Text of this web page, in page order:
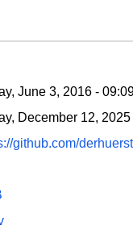
June 3, 2016 -
December 12, 2025
github.com/